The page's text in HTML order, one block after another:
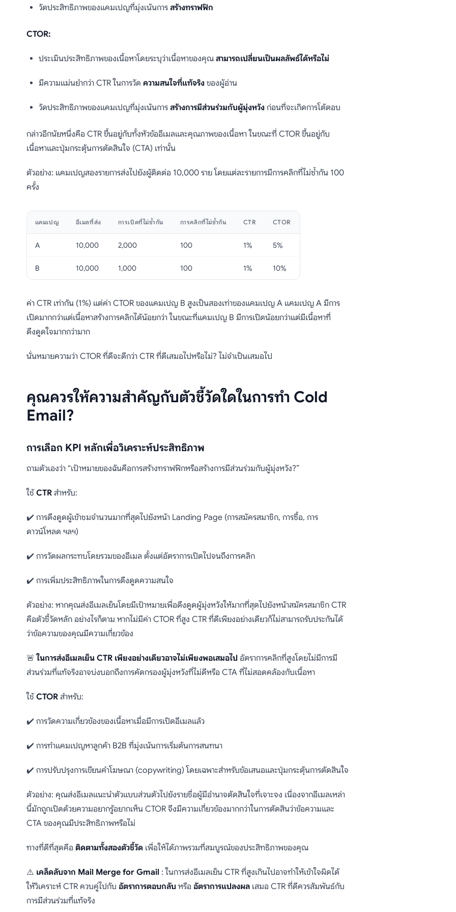
วัดประสิทธิภาพของแคมเปญที่มุ่งเน้นการ สร้างทราฟฟิก
CTOR:
ประเมินประสิทธิภาพของเนื้อหาโดยระบุว่าเนื้อหาของคุณ สามารถเปลี่ยนเป็นผลลัพธ์ได้หรือไม่
มีความแม่นยำกว่า CTR ในการวัด ความสนใจที่แท้จริงของผู้อ่าน
วัดประสิทธิภาพของแคมเปญที่มุ่งเน้นการ สร้างการมีส่วนร่วมกับผู้มุ่งหวังก่อนที่จะเกิดการโต้ตอบ
กล่าวอีกนัยหนึ่งคือ CTR ขึ้นอยู่กับทั้งหัวข้ออีเมลและคุณภาพของเนื้อหา ในขณะที่ CTOR ขึ้นอยู่กับ
เนื้อหาและปุ่มกระตุ้นการตัดสินใจ (CTA) เท่านั้น
ตัวอย่าง: แคมเปญสองรายการส่งไปยังผู้ติดต่อ 10,000 ราย โดยแต่ละรายการมีการคลิกที่ไม่ซ้ำกัน 100
ครั้ง
แคมเปญ อีเมลที่ส่ง การเปิดที่ไม่ซ้ำกัน การคลิกที่ไม่ซ้ำกัน CTR CTOR
A 10,000 2,000 100 1% 5%
B 10,000 1,000 100 1% 10%
ค่า CTR เท่ากัน (1%) แต่ค่า CTOR ของแคมเปญ B สูงเป็นสองเท่าของแคมเปญ A แคมเปญ A มีการ
เปิดมากกว่าแต่เนื้อหาสร้างการคลิกได้น้อยกว่า ในขณะที่แคมเปญ B มีการเปิดน้อยกว่าแต่มีเนื้อหาที่
ดึงดูดใจมากกว่ามาก
นั่นหมายความว่า CTOR ที่ดีจะดีกว่า CTR ที่ดีเสมอไปหรือไม่? ไม่จำเป็นเสมอไป
คุณควรให้ความสำคัญกับตัวชี้วัดใดในการทำ Cold
Email?
การเลือก KPI หลักเพื่อวิเคราะห์ประสิทธิภาพ
ถามตัวเองว่า “เป้าหมายของฉันคือการสร้างทราฟฟิกหรือสร้างการมีส่วนร่วมกับผู้มุ่งหวัง?”
ใช้CTRสำหรับ:
✔️ การดึงดูดผู้เข้าชมจำนวนมากที่สุดไปยังหน้า Landing Page (การสมัครสมาชิก, การซื้อ, การ
ดาวน์โหลด ฯลฯ)
✔️ การวัดผลกระทบโดยรวมของอีเมล ตั้งแต่อัตราการเปิดไปจนถึงการคลิก
✔️ การเพิ่มประสิทธิภาพในการดึงดูดความสนใจ
ตัวอย่าง: หากคุณส่งอีเมลเย็นโดยมีเป้าหมายเพื่อดึงดูดผู้มุ่งหวังให้มากที่สุดไปยังหน้าสมัครสมาชิก CTR
คือตัวชี้วัดหลัก อย่างไรก็ตาม หากไม่มีค่า CTOR ที่สูง CTR ที่ดีเพียงอย่างเดียวก็ไม่สามารถรับประกันได้
ว่าข้อความของคุณมีความเกี่ยวข้อง
🚨ในการส่งอีเมลเย็น CTR เพียงอย่างเดียวอาจไม่เพียงพอเสมอไป อัตราการคลิกที่สูงโดยไม่มีการมี
ส่วนร่วมที่แท้จริงอาจบ่งบอกถึงการคัดกรองผู้มุ่งหวังที่ไม่ดีหรือ CTA ที่ไม่สอดคล้องกับเนื้อหา
ใช้CTORสำหรับ:
✔️ การวัดความเกี่ยวข้องของเนื้อหาเมื่อมีการเปิดอีเมลแล้ว
✔️ การทำแคมเปญหาลูกค้า B2B ที่มุ่งเน้นการเริ่มต้นการสนทนา
✔️ การปรับปรุงการเขียนคำโฆษณา (copywriting) โดยเฉพาะสำหรับข้อเสนอและปุ่มกระตุ้นการตัดสินใจ
ตัวอย่าง: คุณส่งอีเมลแนะนำตัวแบบส่วนตัวไปยังรายชื่อผู้มีอำนาจตัดสินใจที่เจาะจง เนื่องจากอีเมลเหล่า
นี้มักถูกเปิดด้วยความอยากรู้อยากเห็น CTOR จึงมีความเกี่ยวข้องมากกว่าในการตัดสินว่าข้อความและ
CTA ของคุณมีประสิทธิภาพหรือไม่
ทางที่ดีที่สุดคือ ติดตามทั้งสองตัวชี้วัด เพื่อให้ได้ภาพรวมที่สมบูรณ์ของประสิทธิภาพของคุณ
⚠️ เคล็ดลับจาก Mail Merge for Gmail: ในการส่งอีเมลเย็น CTR ที่สูงเกินไปอาจทำให้เข้าใจผิดได้
ให้วิเคราะห์ CTR ควบคู่ไปกับ อัตราการตอบกลับ หรือ อัตราการแปลงผลเสมอ CTR ที่ดีควรสัมพันธ์กับ
การมีส่วนร่วมที่แท้จริง